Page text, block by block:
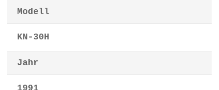
Modell
KN-30H
Jahr